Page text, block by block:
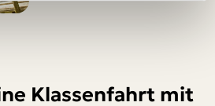
Klassenfahrt mit